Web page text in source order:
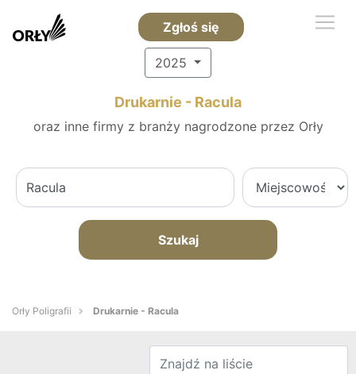
Zgłoś się
2025
Drukarnie - Racula
oraz inne firmy z branży nagrodzone przez Orły
Szukaj
Orły Poligrafii Drukarnie - Racula